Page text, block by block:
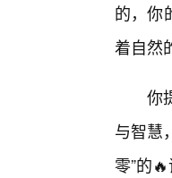
的，你
着自然
你
与智慧
零”的